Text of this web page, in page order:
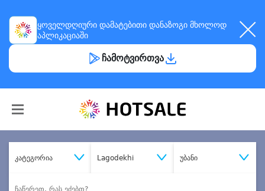
ყოველდღიური დამატებითი დანაზოგი მხოლოდ
აპლიკაციაში
ჩამოტვირთვა
კატეგორია Lagodekhi უბანი